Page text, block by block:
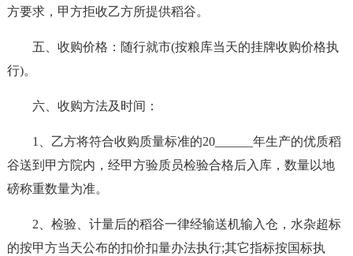
方要求，甲方拒收乙方所提供稻谷。
五、收购价格：随行就市(按粮库当天的挂牌收购价格执
行)。
六、收购方法及时间：
1、乙方将符合收购质量标准的20______年生产的优质稻
谷送到甲方院内，经甲方验质员检验合格后入库，数量以地
磅称重数量为准。
2、检验、计量后的稻谷一律经输送机输入仓，水杂超标
的按甲方当天公布的扣价扣量办法执行;其它指标按国标执